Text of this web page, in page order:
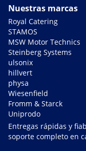
Nuestras marcas
Royal Catering
STAMOS
MSW Motor Technics
Steinberg Systems
ulsonix
hillvert
physa
Wiesenfield
Fromm & Starck
Uniprodo
Entregas rápidas y
soporte completo en